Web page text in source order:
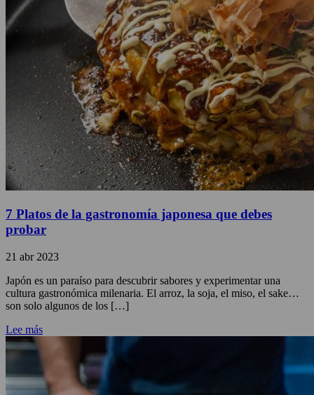
7 Platos de la gastronomía japonesa que debes
probar
21 abr 2023
Japón es un paraíso para descubrir sabores y experimentar una
cultura gastronómica milenaria. El arroz, la soja, el miso, el sake…
son solo algunos de los […]
Lee más